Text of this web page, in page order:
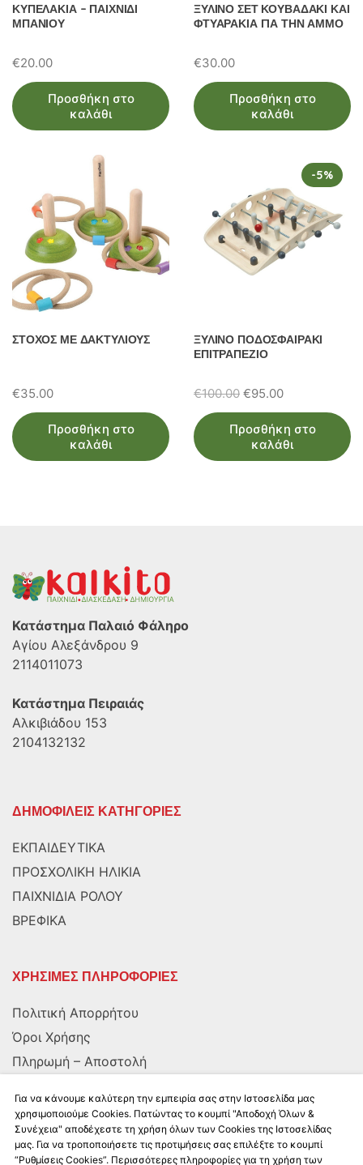
ΚΥΠΕΛΑΚΙΑ – ΠΑΙΧΝΙΔΙ
ΜΠΑΝΙΟΥ
€20.00
Προσθήκη στο
καλάθι
ΞΥΛΙΝΟ ΣΕΤ ΚΟΥΒΑΔΑΚΙ ΚΑΙ
ΦΤΥΑΡΑΚΙΑ ΓΙΑ ΤΗΝ ΑΜΜΟ
€30.00
Προσθήκη στο
καλάθι
ΣΤΟΧΟΣ ΜΕ ΔΑΚΤΥΛΙΟΥΣ
€35.00
Προσθήκη στο
καλάθι
-5%
ΞΥΛΙΝΟ ΠΟΔΟΣΦΑΙΡΑΚΙ
ΕΠΙΤΡΑΠΕΖΙΟ
€100.00 Original
price
was:
€100.00.
€95.00Η
τρέχουσα
τιμή
είναι:
Προσθήκη στο
καλάθι
Κατάστημα Παλαιό Φάληρο
Αγίου Αλεξάνδρου 9
2114011073
Κατάστημα Πειραιάς
Αλκιβιάδου 153
2104132132
ΔΗΜΟΦΙΛΕΙΣ ΚΑΤΗΓΟΡΙΕΣ
ΕΚΠΑΙΔΕΥΤΙΚΑ
ΠΡΟΣΧΟΛΙΚΗ ΗΛΙΚΙΑ
ΠΑΙΧΝΙΔΙΑ ΡΟΛΟΥ
ΒΡΕΦΙΚΑ
ΧΡΗΣΙΜΕΣ ΠΛΗΡΟΦΟΡΙΕΣ
Πολιτική Απορρήτου
Όροι Χρήσης
Πληρωμή – Αποστολή
ΑΚΟΛΟΥΘΗΣΤΕ ΜΑΣ
Για να κάνουμε καλύτερη την εμπειρία σας στην Ιστοσελίδα μας
χρησιμοποιούμε Cookies. Πατώντας το κουμπί "Αποδοχή Όλων &
Συνέχεια" αποδέχεστε τη χρήση όλων των Cookies της Ιστοσελίδας
μας. Για να τροποποιήσετε τις προτιμήσεις σας επιλέξτε το κουμπί
“Ρυθμίσεις Cookies”. Περισσότερες πληροφορίες για τη χρήση των